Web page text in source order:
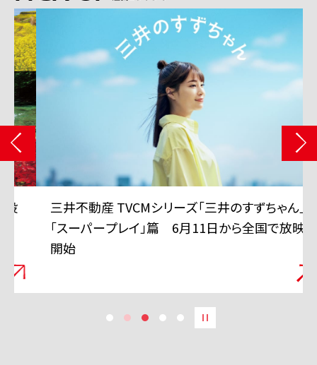
三井不動産 TVCMシリーズ「三井のすずちゃん」
「スーパープレイ」篇 6月11日から全国で放映
開始